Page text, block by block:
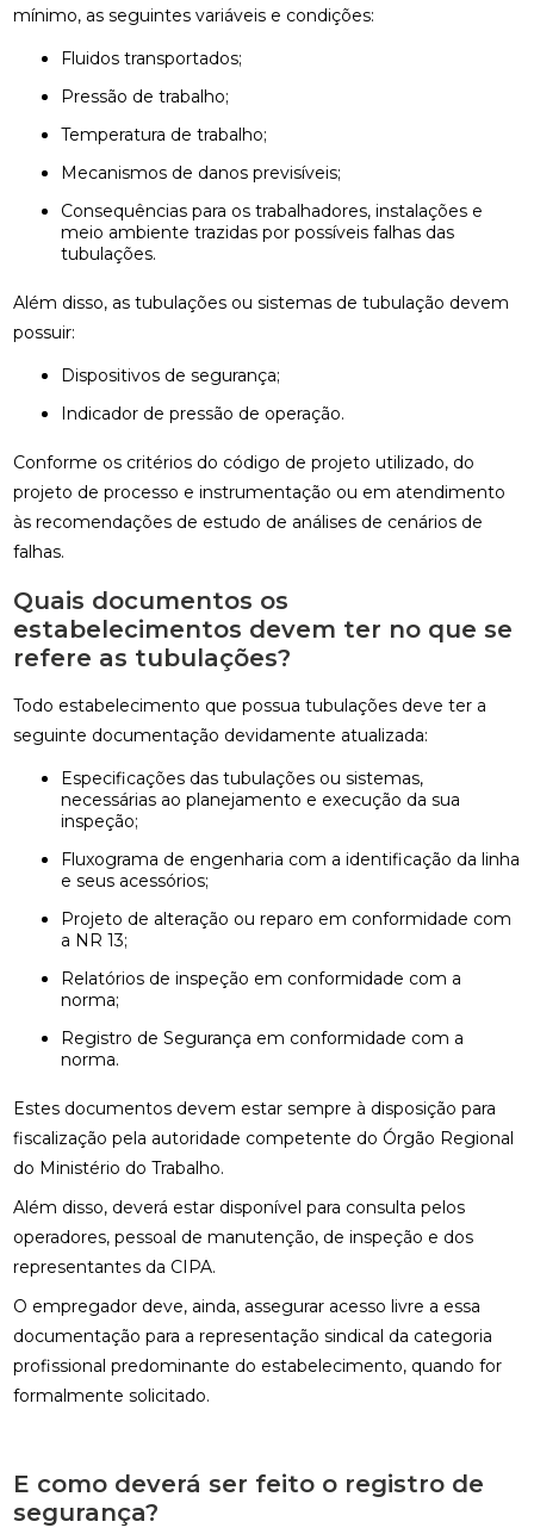
mínimo, as seguintes variáveis e condições:
Fluidos transportados;
Pressão de trabalho;
Temperatura de trabalho;
Mecanismos de danos previsíveis;
Consequências para os trabalhadores, instalações e
meio ambiente trazidas por possíveis falhas das
tubulações.
Além disso, as tubulações ou sistemas de tubulação devem
possuir:
Dispositivos de segurança;
Indicador de pressão de operação.
Conforme os critérios do código de projeto utilizado, do
projeto de processo e instrumentação ou em atendimento
às recomendações de estudo de análises de cenários de
falhas.
Quais documentos os
estabelecimentos devem ter no que se
refere as tubulações?
Todo estabelecimento que possua tubulações deve ter a
seguinte documentação devidamente atualizada:
Especificações das tubulações ou sistemas,
necessárias ao planejamento e execução da sua
inspeção;
Fluxograma de engenharia com a identificação da linha
e seus acessórios;
Projeto de alteração ou reparo em conformidade com
a NR 13;
Relatórios de inspeção em conformidade com a
norma;
Registro de Segurança em conformidade com a
norma.
Estes documentos devem estar sempre à disposição para
fiscalização pela autoridade competente do Órgão Regional
do Ministério do Trabalho.
Além disso, deverá estar disponível para consulta pelos
operadores, pessoal de manutenção, de inspeção e dos
representantes da CIPA.
O empregador deve, ainda, assegurar acesso livre a essa
documentação para a representação sindical da categoria
profissional predominante do estabelecimento, quando for
formalmente solicitado.
E como deverá ser feito o registro de
segurança?